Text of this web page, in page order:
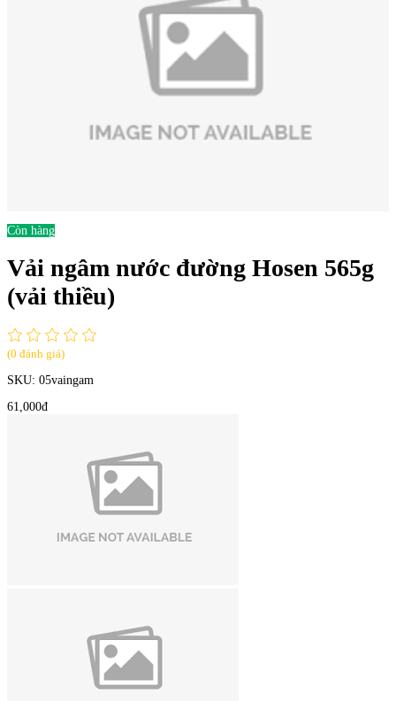
Còn hàng
Vải ngâm nước đường Hosen 565g
(vải thiều)
(0 đánh giá)
SKU: 05vaingam
61,000đ